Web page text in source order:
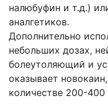
налюбуфин и т.д.)
аналгетиков.
Дополнительно
небольших дозах,
болеутоляющий и
оказывает
количестве 200-400